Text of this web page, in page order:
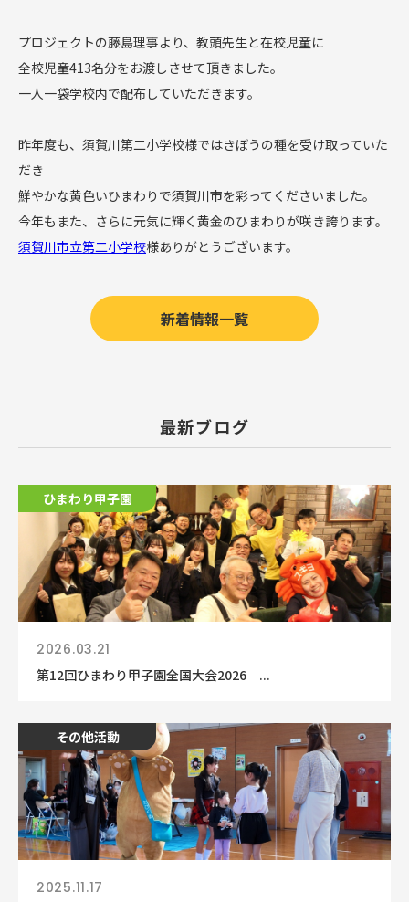
プロジェクトの藤島理事より、教頭先生と在校児童に
全校児童413名分をお渡しさせて頂きました。
一人一袋学校内で配布していただきます。
昨年度も、須賀川第二小学校様ではきぼうの種を受け取っていた
だき
鮮やかな黄色いひまわりで須賀川市を彩ってくださいました。
今年もまた、さらに元気に輝く黄金のひまわりが咲き誇ります。
須賀川市立第二小学校様ありがとうございます。
新着情報一覧
最新ブログ
ひまわり甲子園
2026.03.21
第12回ひまわり甲子園全国大会2026 ...
その他活動
2025.11.17